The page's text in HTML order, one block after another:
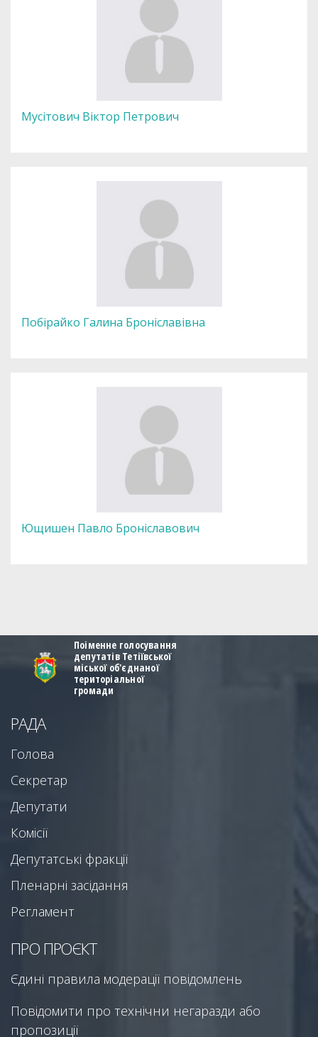
Мусітович Віктор Петрович
Побірайко Галина Броніславівна
Ющишен Павло Броніславович
Поіменне голосування
депутатів Тетіївської
міської об'єднаної
територіальної
громади
РАДА
Голова
Секретар
Депутати
Комісії
Депутатські фракції
Пленарні засідання
Регламент
ПРО ПРОЄКТ
Єдині правила модерації повідомлень
Повідомити про технічни негаразди або
пропозиції